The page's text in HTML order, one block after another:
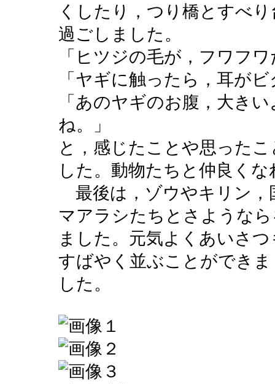
くしたり，つり橋とすべ
過ごしました。
「ヒツジの毛が，フワフ
「ヤギに触ったら，耳が
「あのヤギのお腹，大き
ね。」
と，感じたことや思った
した。動物たちと仲良く
最後は，ゾウやキリン，
マアラシたちとさような
ました。元気よくあいさ
すばやく並ぶことができ
した。